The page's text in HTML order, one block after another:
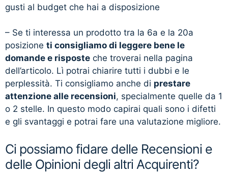
gusti al budget che hai a disposizione
– Se ti interessa un prodotto tra la 6a e la 20a
posizione ti consigliamo di leggere bene le
domande e risposte che troverai nella pagina
dell’articolo. Lì potrai chiarire tutti i dubbi e le
perplessità. Ti consigliamo anche di prestare
attenzione alle recensioni, specialmente quelle da 1
o 2 stelle. In questo modo capirai quali sono i difetti
e gli svantaggi e potrai fare una valutazione migliore.
Ci possiamo fidare delle Recensioni e
delle Opinioni degli altri Acquirenti?